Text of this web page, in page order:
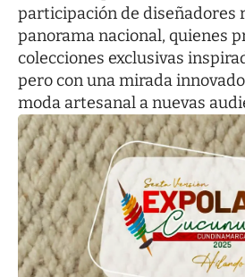
participación de diseñadores
panorama nacional, quienes
colecciones exclusivas
pero con una mirada
moda artesanal a nuevas